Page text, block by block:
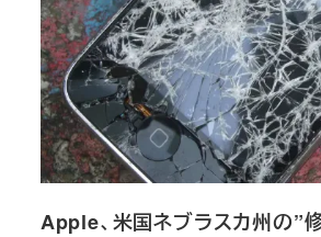
Apple、米国ネブラスカ州の”